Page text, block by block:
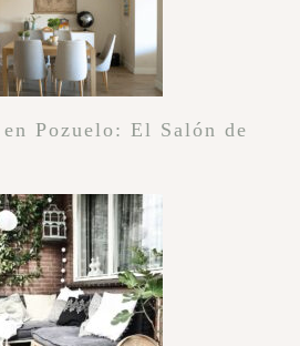
Pozuelo: El Salón de